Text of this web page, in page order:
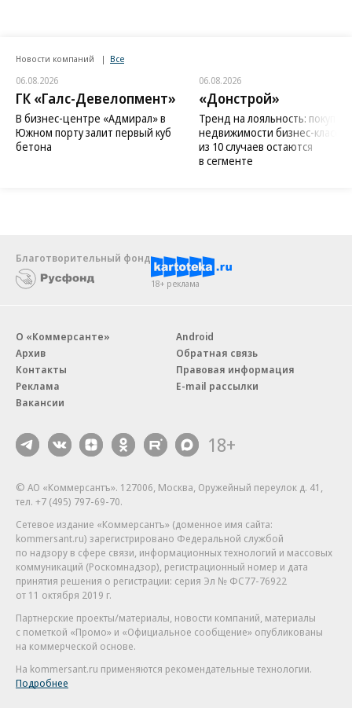
Новости компаний Все
06.08.2026
ГК «Галс-Девелопмент»
В бизнес-центре «Адмирал» в
Южном порту залит первый куб
бетона
06.08.2026
«Донстрой»
Тренд на лояльность:
недвижимости бизнес-класса
из 10 случаев остаются
в сегменте
Благотворительный фонд
18+ реклама
О «Коммерсанте»
Архив
Контакты
Реклама
Вакансии
Android
Обратная связь
Правовая информация
E-mail рассылки
18+
© АО «Коммерсантъ». 127006, Москва, Оружейный переулок д. 41,
тел. +7 (495) 797-69-70.
Сетевое издание «Коммерсантъ» (доменное имя сайта:
kommersant.ru) зарегистрировано Федеральной службой
по надзору в сфере связи, информационных технологий и массовых
коммуникаций (Роскомнадзор), регистрационный номер и дата
принятия решения о регистрации: серия Эл № ФС77-76922
от 11 октября 2019 г.
Партнерские проекты/материалы, новости компаний, материалы
с пометкой «Промо» и «Официальное сообщение» опубликованы
на коммерческой основе.
На kommersant.ru применяются рекомендательные технологии.
Подробнее